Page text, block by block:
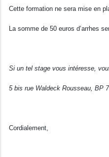
Cette formation ne sera mise en
La somme de 50 euros d’arrhes
Si un tel stage vous intéresse,
5 bis rue Waldeck Rousseau, BP
Cordialement,